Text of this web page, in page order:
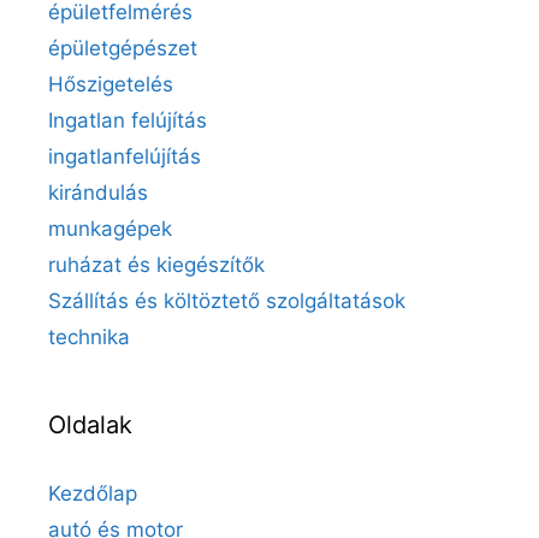
épületfelmérés
épületgépészet
Hőszigetelés
Ingatlan felújítás
ingatlanfelújítás
kirándulás
munkagépek
ruházat és kiegészítők
Szállítás és költöztető szolgáltatások
technika
Oldalak
Kezdőlap
autó és motor